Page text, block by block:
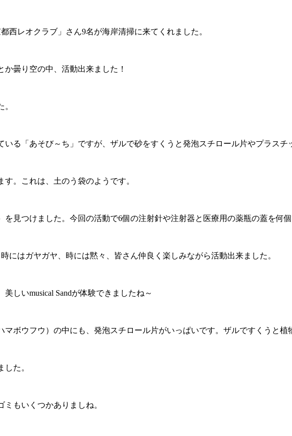
西レオクラブ」さん9名が海岸清掃に来てくれました。
曇り空の中、活動出来ました！
る「あそび～ち」ですが、ザルで砂をすくうと発泡スチロール片やプラスチ
。これは、土のう袋のようです。
見つけました。今回の活動で6個の注射針や注射器と医療用の薬瓶の蓋を何個
にはガヤガヤ、時には黙々、皆さん仲良く楽しみながら活動出来ました。
しいmusical Sandが体験できましたね～
ボウフウ）の中にも、発泡スチロール片がいっぱいです。ザルですくうと植
た。
もいくつかありましね。